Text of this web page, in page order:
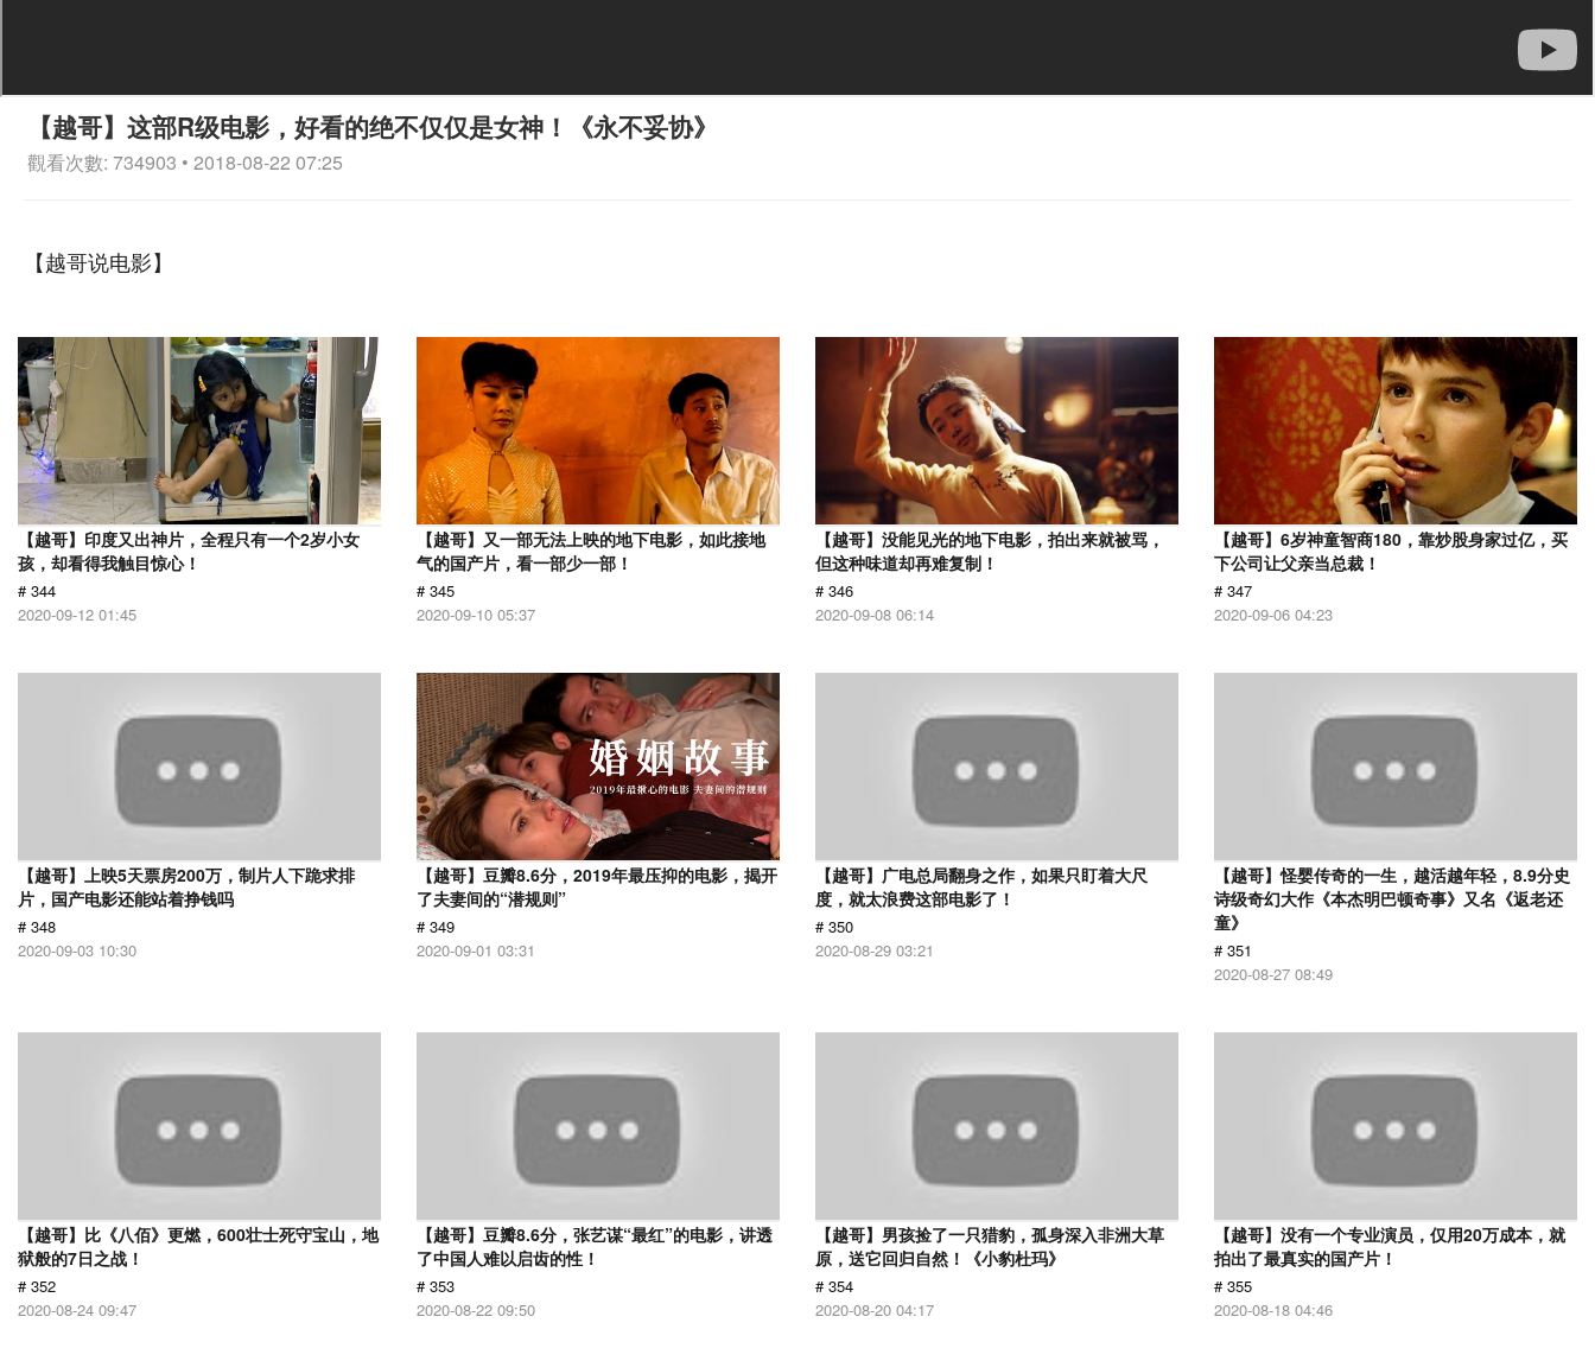
【越哥】这部R级电影，好看的绝不仅仅是女神！《永不妥协》
觀看次數: 734903 • 2018-08-22 07:25
【越哥说电影】
【越哥】印度又出神片，全程只有一个2岁小女
孩，却看得我触目惊心！
# 344
2020-09-12 01:45
【越哥】又一部无法上映的地下电影，如此接地
气的国产片，看一部少一部！
# 345
2020-09-10 05:37
【越哥】没能见光的地下电影，拍出来就被骂，
但这种味道却再难复制！
# 346
2020-09-08 06:14
【越哥】6岁神童智商180，靠炒股身家过亿，买
下公司让父亲当总裁！
# 347
2020-09-06 04:23
【越哥】上映5天票房200万，制片人下跪求排
片，国产电影还能站着挣钱吗
# 348
2020-09-03 10:30
【越哥】豆瓣8.6分，2019年最压抑的电影，揭开
了夫妻间的“潜规则”
# 349
2020-09-01 03:31
【越哥】广电总局翻身之作，如果只盯着大尺
度，就太浪费这部电影了！
# 350
2020-08-29 03:21
【越哥】怪婴传奇的一生，越活越年轻，8.9分史
诗级奇幻大作《本杰明巴顿奇事》又名《返老还
童》
# 351
2020-08-27 08:49
【越哥】比《八佰》更燃，600壮士死守宝山，地
狱般的7日之战！
# 352
2020-08-24 09:47
【越哥】豆瓣8.6分，张艺谋“最红”的电影，讲透
了中国人难以启齿的性！
# 353
2020-08-22 09:50
【越哥】男孩捡了一只猎豹，孤身深入非洲大草
原，送它回归自然！《小豹杜玛》
# 354
2020-08-20 04:17
【越哥】没有一个专业演员，仅用20万成本，就
拍出了最真实的国产片！
# 355
2020-08-18 04:46